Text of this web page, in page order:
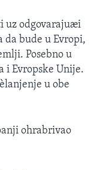
uz odgovarajuæi
bude u Evropi,
Posebno u
i Evropske Unije.
u obe
ohrabrivao